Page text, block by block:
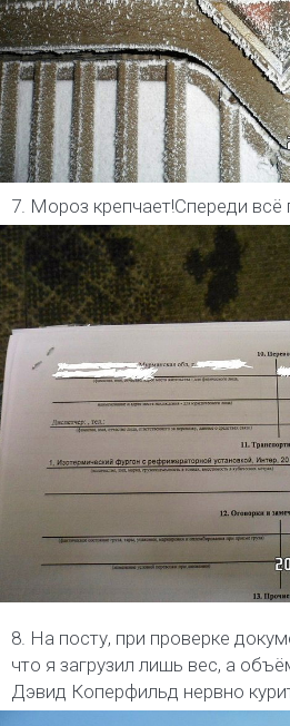
7. Мороз крепчает!Спереди
8. На посту, при проверке
что я загрузил лишь вес, а
Дэвид Коперфильд нервно